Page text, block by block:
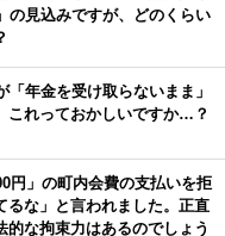
の見込みですが、どのくらい
「年金を受け取らないまま」
これっておかしいですか…？
円」の町内会費の支払いを拒
るな」と言われました。正直
的な拘束力はあるのでしょう